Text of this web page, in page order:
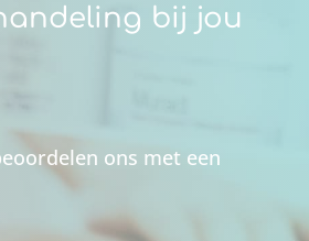
bij jou
ons met een